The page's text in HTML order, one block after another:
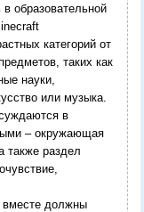
образовательной
категорий от
таких как
науки,
или музыка.
в
– окружающая
также раздел
вместе должны